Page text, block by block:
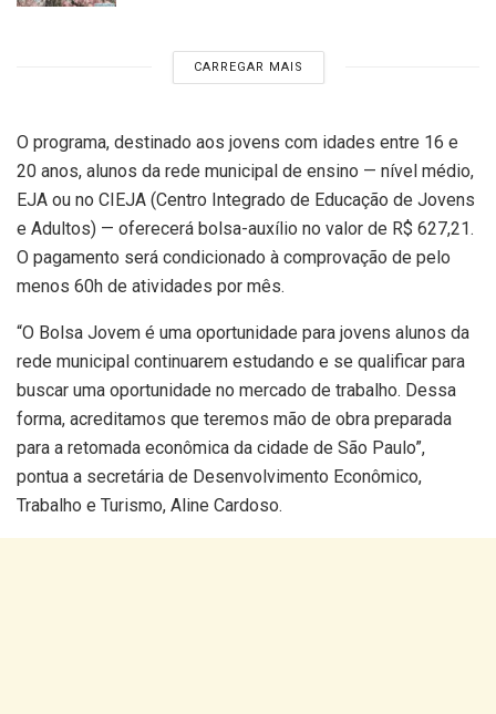
CARREGAR MAIS
O programa, destinado aos jovens com idades entre 16 e
20 anos, alunos da rede municipal de ensino — nível médio,
EJA ou no CIEJA (Centro Integrado de Educação de Jovens
e Adultos) — oferecerá bolsa-auxílio no valor de R$ 627,21.
O pagamento será condicionado à comprovação de pelo
menos 60h de atividades por mês.
“O Bolsa Jovem é uma oportunidade para jovens alunos da
rede municipal continuarem estudando e se qualificar para
buscar uma oportunidade no mercado de trabalho. Dessa
forma, acreditamos que teremos mão de obra preparada
para a retomada econômica da cidade de São Paulo”,
pontua a secretária de Desenvolvimento Econômico,
Trabalho e Turismo, Aline Cardoso.